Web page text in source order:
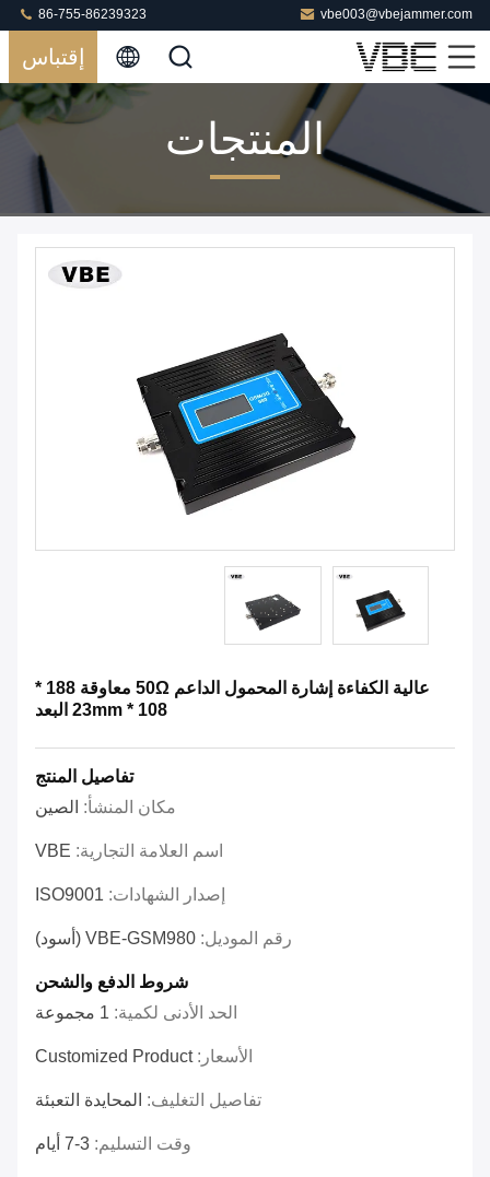
vbe003@vbejammer.com
86-755-86239323
إقتباس
المنتجات
عالية الكفاءة إشارة المحمول الداعم 50Ω معاوقة 188 *
108 * 23mm البعد
تفاصيل المنتج
مكان المنشأ: الصين
اسم العلامة التجارية: VBE
إصدار الشهادات: ISO9001
رقم الموديل: VBE-GSM980 (أسود)
شروط الدفع والشحن
الحد الأدنى لكمية: 1 مجموعة
الأسعار:Customized Product
تفاصيل التغليف: المحايدة التعبئة
وقت التسليم: 3-7 أيام